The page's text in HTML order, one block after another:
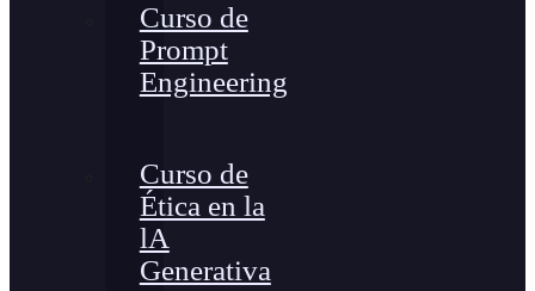
Curso de
Prompt
Engineering
Curso de
Ética en la
lA
Generativa